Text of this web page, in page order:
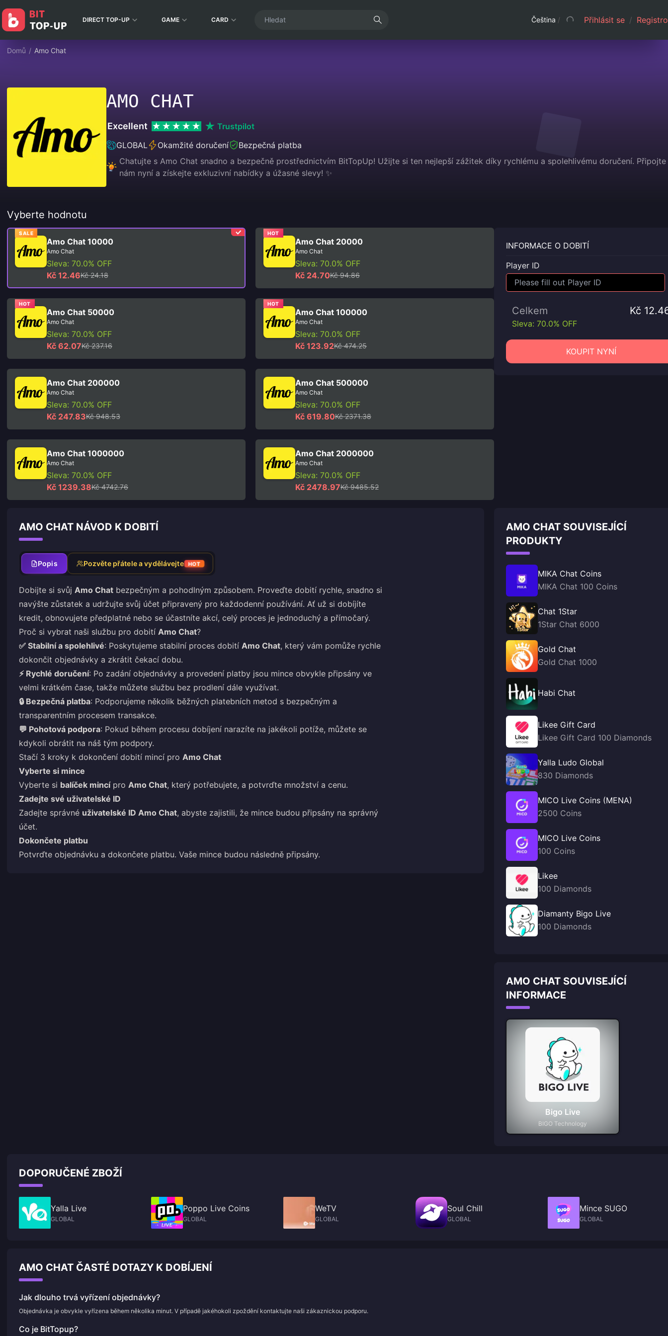
DIRECT TOP-UP GAME CARD Čeština / Přihlásit se /
Domů / Amo Chat
AMO CHAT
Excellent
Trustpilot
GLOBAL
Okamžité doručení
Bezpečná platba
Chatujte s Amo Chat snadno a bezpečně prostřednictvím BitTopUp! Užijte si ten nejlepší zážitek díky rychlému a spolehlivému doručení. Připojte
nám nyní a získejte exkluzivní nabídky a úžasné slevy! ✨
Vyberte hodnotu
SALE
Amo Chat 10000
Amo Chat
Sleva: 70.0% OFF
Kč 12.46Kč 24.18
HOT
Amo Chat 20000
Amo Chat
Sleva: 70.0% OFF
Kč 24.70Kč 94.86
HOT
Amo Chat 50000
Amo Chat
Sleva: 70.0% OFF
Kč 62.07Kč 237.16
HOT
Amo Chat 100000
Amo Chat
Sleva: 70.0% OFF
Kč 123.92Kč 474.25
Amo Chat 200000
Amo Chat
Sleva: 70.0% OFF
Kč 247.83Kč 948.53
Amo Chat 500000
Amo Chat
Sleva: 70.0% OFF
Kč 619.80Kč 2371.38
Amo Chat 1000000
Amo Chat
Sleva: 70.0% OFF
Kč 1239.38Kč 4742.76
Amo Chat 2000000
Amo Chat
Sleva: 70.0% OFF
Kč 2478.97Kč 9485.52
INFORMACE O DOBITÍ
Player ID
Celkem Kč
Sleva: 70.0% OFF
KOUPIT NYNÍ
AMO CHAT NÁVOD K DOBITÍ
Popis Pozvěte přátele a vydělávejte HOT
Dobijte si svůj Amo Chat bezpečným a pohodlným způsobem. Proveďte dobití rychle, snadno si
navýšte zůstatek a udržujte svůj účet připravený pro každodenní používání. Ať už si dobíjíte
kredit, obnovujete předplatné nebo se účastníte akcí, celý proces je jednoduchý a přímočarý.
Proč si vybrat naši službu pro dobití Amo Chat?
✅ Stabilní a spolehlivé: Poskytujeme stabilní proces dobití Amo Chat, který vám pomůže rychle
dokončit objednávky a zkrátit čekací dobu.
⚡ Rychlé doručení: Po zadání objednávky a provedení platby jsou mince obvykle připsány ve
velmi krátkém čase, takže můžete službu bez prodlení dále využívat.
🔒 Bezpečná platba: Podporujeme několik běžných platebních metod s bezpečným a
transparentním procesem transakce.
💬 Pohotová podpora: Pokud během procesu dobíjení narazíte na jakékoli potíže, můžete se
kdykoli obrátit na náš tým podpory.
Stačí 3 kroky k dokončení dobití mincí pro Amo Chat
Vyberte si mince
Vyberte si balíček mincípro Amo Chat, který potřebujete, a potvrďte množství a cenu.
Zadejte své uživatelské ID
Zadejte správné uživatelské ID Amo Chat, abyste zajistili, že mince budou připsány na správný
účet.
Dokončete platbu
Potvrďte objednávku a dokončete platbu. Vaše mince budou následně připsány.
AMO CHAT SOUVISEJÍCÍ
PRODUKTY
MIKA Chat Coins
MIKA Chat 100 Coins
Chat 1Star
1Star Chat 6000
Gold Chat
Gold Chat 1000
Habi Chat
Likee Gift Card
Likee Gift Card 100 Diamonds
Yalla Ludo Global
830 Diamonds
MICO Live Coins (MENA)
2500 Coins
MICO Live Coins
100 Coins
Likee
100 Diamonds
Diamanty Bigo Live
100 Diamonds
AMO CHAT SOUVISEJÍCÍ
INFORMACE
Bigo Live
BIGO Technology
DOPORUČENÉ ZBOŽÍ
Yalla Live
GLOBAL
Poppo Live Coins
GLOBAL
WeTV
GLOBAL
Soul Chill
GLOBAL
Mince SUGO
GLOBAL
AMO CHAT ČASTÉ DOTAZY K DOBÍJENÍ
Jak dlouho trvá vyřízení objednávky?
Objednávka je obvykle vyřízena během několika minut. V případě jakéhokoli zpoždění kontaktujte naši zákaznickou podporu.
Co je BitTopup?